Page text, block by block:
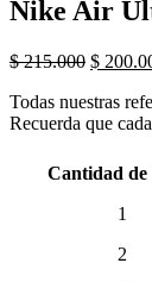
Nike Air
$215.000 Original
was:
$
$
Todas nuestras
Recuerda que
Cantidad de
1
2